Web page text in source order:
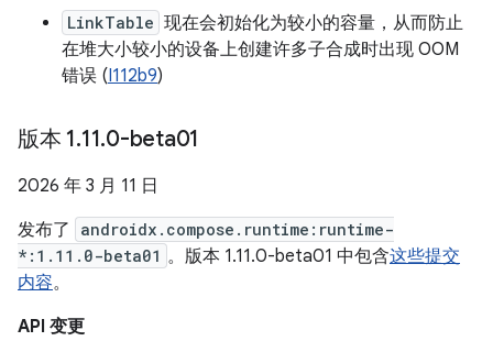
LinkTable 现在会初始化为较小的容量，从而防止
在堆大小较小的设备上创建许多子合成时出现 OOM
错误 (I112b9)
版本 1.11.0-beta01
2026 年 3 月 11 日
发布了
androidx.compose.runtime:runtime-
*:1.11.0-beta01 。版本 1.11.0-beta01 中包含这些提交
内容。
API 变更